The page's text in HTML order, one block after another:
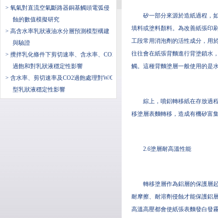
> 氧氣對直流空氣斷路器銅基觸頭電弧侵
蝕的數值模擬研究
> 高含水率乳狀液油水分層預測模型構建
與驗證
> 攪拌乳化條件下剪切速率、含水率、CO2
過飽和對乳狀液穩定性影響
> 含水率、剪切速率及CO2過飽處理對W/O
型乳狀液穩定性影響
矽一部分來源於造紙過程，
填料或塗料顏料。為改善紙張印
工段常用消泡劑的活性成分，用
往往會在紙張背麵進行背塗鎖水
觸。這種背麵塗層一般使用的是
綜上，噴鋁轉移紙在存放過
移塗層表麵轉移，造成有機矽富
2.6塗層耐高溫性能
轉移塗層作為鋁層的保護層
耐摩擦、耐溶劑侵蝕才能保護鋁
高溫高壓都會使紙張表麵發白發